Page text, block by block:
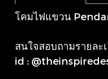
โคมไฟแขวน
สนใจสอบถามรายละ
id :